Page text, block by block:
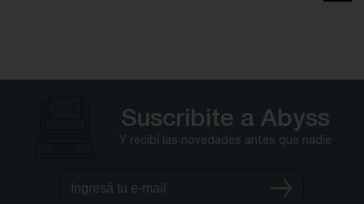
Suscribite a Abyss
Y recibí las novedades antes que nadie